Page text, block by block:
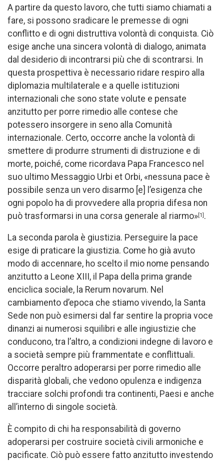
A partire da questo lavoro, che tutti siamo chiamati a
fare, si possono sradicare le premesse di ogni
conflitto e di ogni distruttiva volontà di conquista. Ciò
esige anche una sincera volontà di dialogo, animata
dal desiderio di incontrarsi più che di scontrarsi. In
questa prospettiva è necessario ridare respiro alla
diplomazia multilaterale e a quelle istituzioni
internazionali che sono state volute e pensate
anzitutto per porre rimedio alle contese che
potessero insorgere in seno alla Comunità
internazionale. Certo, occorre anche la volontà di
smettere di produrre strumenti di distruzione e di
morte, poiché, come ricordava Papa Francesco nel
suo ultimo Messaggio Urbi et Orbi, «nessuna pace è
possibile senza un vero disarmo [e] l’esigenza che
ogni popolo ha di provvedere alla propria difesa non
può trasformarsi in una corsa generale al riarmo»[1] .
La seconda parola è giustizia. Perseguire la pace
esige di praticare la giustizia. Come ho già avuto
modo di accennare, ho scelto il mio nome pensando
anzitutto a Leone XIII, il Papa della prima grande
enciclica sociale, la Rerum novarum. Nel
cambiamento d’epoca che stiamo vivendo, la Santa
Sede non può esimersi dal far sentire la propria voce
dinanzi ai numerosi squilibri e alle ingiustizie che
conducono, tra l’altro, a condizioni indegne di lavoro e
a società sempre più frammentate e conflittuali.
Occorre peraltro adoperarsi per porre rimedio alle
disparità globali, che vedono opulenza e indigenza
tracciare solchi profondi tra continenti, Paesi e anche
all’interno di singole società.
È compito di chi ha responsabilità di governo
adoperarsi per costruire società civili armoniche e
pacificate. Ciò può essere fatto anzitutto investendo